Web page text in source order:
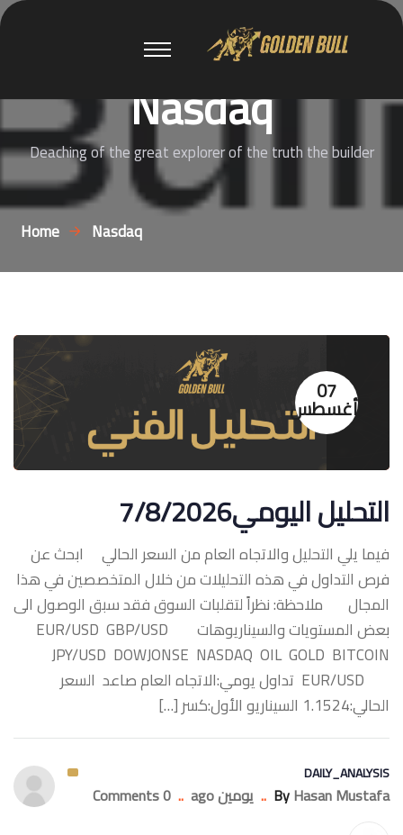
Nasdaq
Deaching of the great explorer of the truth the builder
Home Nasdaq
07
أغسطس
التحليل اليومي7/8/2026
فيما يلي التحليل والاتجاه العام من السعر الحالي ابحث عن
فرص التداول في هذه التحليلات من خلال المتخصصين في هذا
المجال ملاحظة: نظراً لتقلبات السوق فقد سبق الوصول الى
بعض المستويات والسيناريوهات ‏EUR/USD GBP/USD
JPY/USD DOWJONSE NASDAQ OIL GOLD BITCOIN
‏EUR/USD تداول يومي:الاتجاه العام صاعد السعر
الحالي:1.1524 السيناريو الأول:كسر […]
DAILY_ANALYSIS
ByHasan Mustafa
.. يومين ago ..
0 Comments